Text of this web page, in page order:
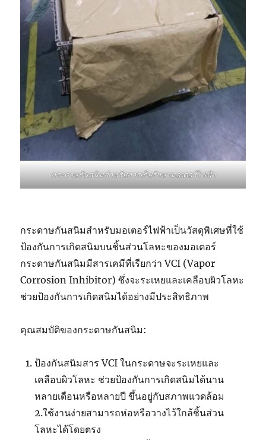
กระดาษกันสนิมสำหรับการเก็บรักษามอเตอร์ไฟฟ้า
กระดาษกันสนิมสำหรับมอเตอร์ไฟฟ้าเป็นวัสดุพิเศษที่ใช้
ป้องกันการเกิดสนิมบนชิ้นส่วนโลหะของมอเตอร์
กระดาษกันสนิมมีสารเคมีที่เรียกว่า VCI (Vapor
Corrosion Inhibitor) ซึ่งจะระเหยและเคลือบผิวโลหะ
ช่วยป้องกันการเกิดสนิมได้อย่างมีประสิทธิภาพ
คุณสมบัติของกระดาษกันสนิม:
ป้องกันสนิมสาร VCI ในกระดาษจะระเหยและ
เคลือบผิวโลหะ ช่วยป้องกันการเกิดสนิมได้นาน
หลายเดือนหรือหลายปี ขึ้นอยู่กับสภาพแวดล้อม
2.ใช้งานง่ายสามารถห่อหรือวางไว้ใกล้ชิ้นส่วน
โลหะได้โดยตรง